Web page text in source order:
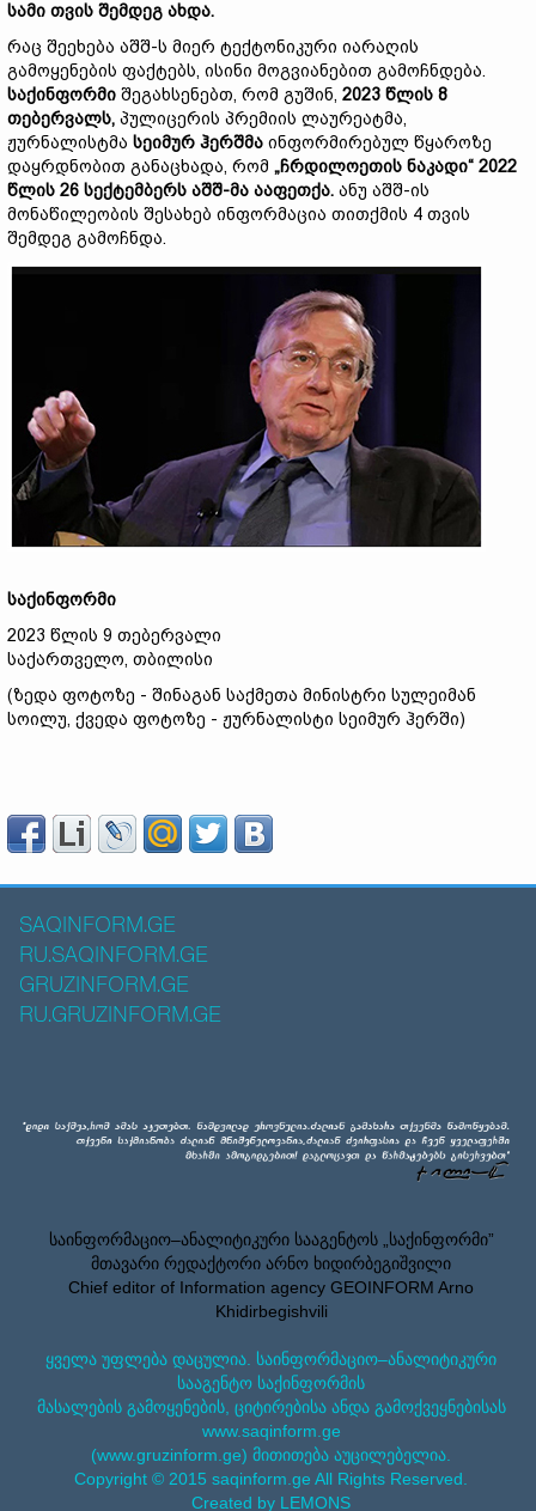
სამი თვის შემდეგ ახდა.
რაც შეეხება აშშ-ს მიერ ტექტონიკური იარაღის
გამოყენების ფაქტებს, ისინი მოგვიანებით გამოჩნდება.
საქინფორმი შეგახსენებთ, რომ გუშინ, 2023 წლის 8
თებერვალს, პულიცერის პრემიის ლაურეატმა,
ჟურნალისტმა სეიმურ ჰერშმა ინფორმირებულ წყაროზე
დაყრდნობით განაცხადა, რომ „ჩრდილოეთის ნაკადი“ 2022
წლის 26 სექტემბერს აშშ-მა ააფეთქა. ანუ აშშ-ის
მონაწილეობის შესახებ ინფორმაცია თითქმის 4 თვის
შემდეგ გამოჩნდა.
საქინფორმი
2023 წლის 9 თებერვალი
საქართველო, თბილისი
(ზედა ფოტოზე - შინაგან საქმეთა მინისტრი სულეიმან
სოილუ, ქვედა ფოტოზე - ჟურნალისტი სეიმურ ჰერში)
SAQINFORM.GE
RU.SAQINFORM.GE
GRUZINFORM.GE
RU.GRUZINFORM.GE
საინფორმაციო–ანალიტიკური სააგენტოს „საქინფორმი”
მთავარი რედაქტორი არნო ხიდირბეგიშვილი
Chief editor of Information agency GEOINFORM Arno
Khidirbegishvili
ყველა უფლება დაცულია. საინფორმაციო–ანალიტიკური
სააგენტო საქინფორმის
მასალების გამოყენების, ციტირებისა ანდა გამოქვეყნებისას
www.saqinform.ge
(www.gruzinform.ge) მითითება აუცილებელია.
Copyright © 2015 saqinform.ge All Rights Reserved.
Created by LEMONS